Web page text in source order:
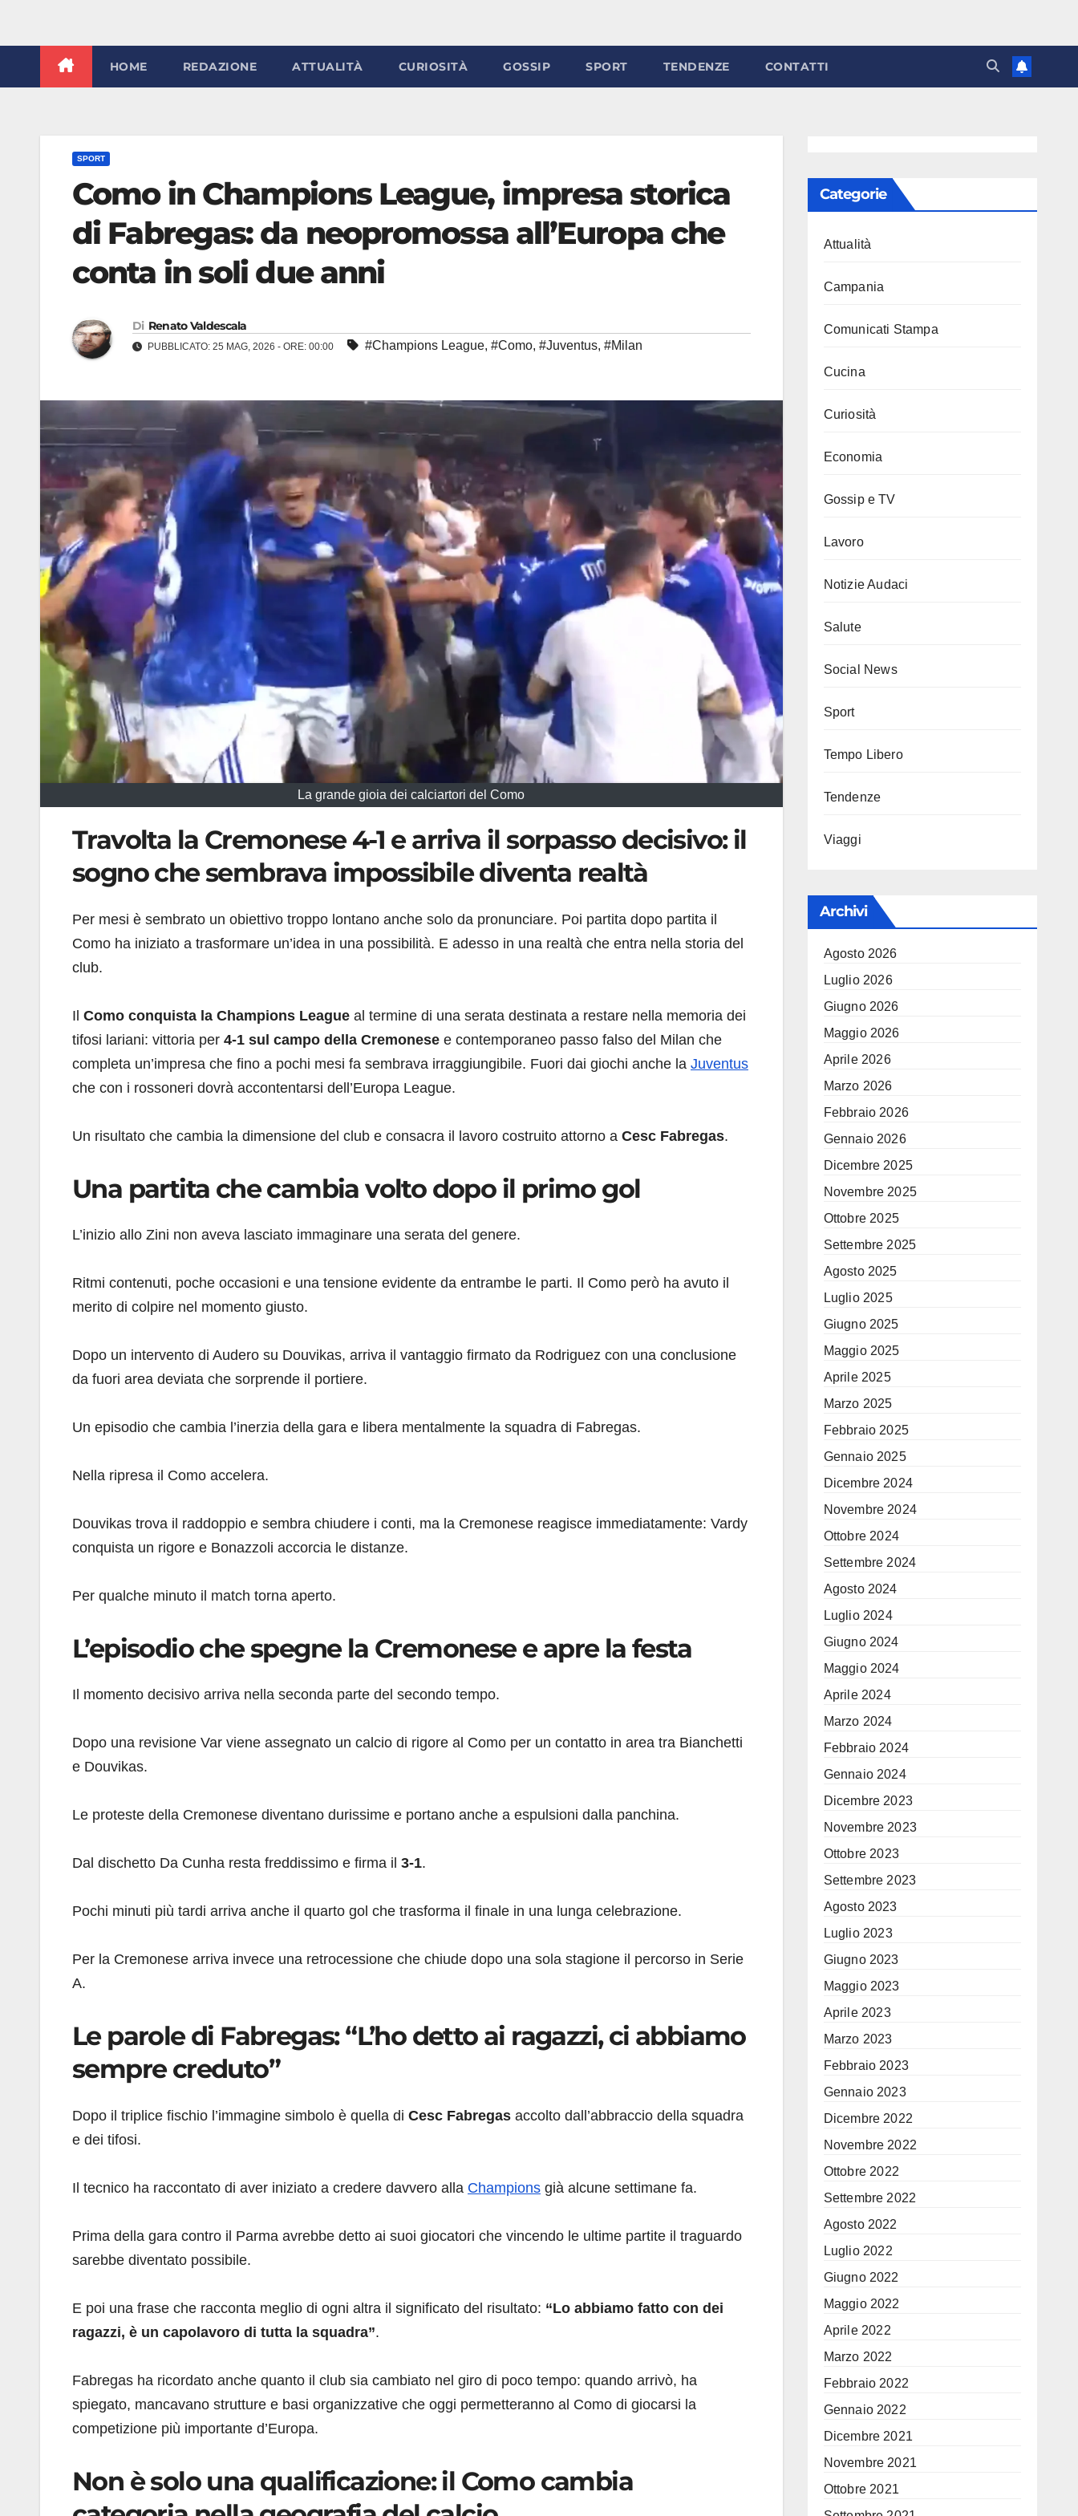
HOME REDAZIONE ATTUALITÀ CURIOSITÀ GOSSIP SPORT TENDENZE CONTATTI
SPORT
Como in Champions League, impresa storica
di Fabregas: da neopromossa all’Europa che
conta in soli due anni
Di Renato Valdescala
PUBBLICATO: 25 MAG, 2026 - ORE: 00:00 #Champions League, #Como, #Juventus, #Milan
La grande gioia dei calciartori del Como
Travolta la Cremonese 4-1 e arriva il sorpasso decisivo: il
sogno che sembrava impossibile diventa realtà
Per mesi è sembrato un obiettivo troppo lontano anche solo da pronunciare. Poi partita dopo partita il
Como ha iniziato a trasformare un’idea in una possibilità. E adesso in una realtà che entra nella storia del
club.
Il Como conquista la Champions League al termine di una serata destinata a restare nella memoria dei
tifosi lariani: vittoria per 4-1 sul campo della Cremonese e contemporaneo passo falso del Milan che
completa un’impresa che fino a pochi mesi fa sembrava irraggiungibile. Fuori dai giochi anche la Juventus
che con i rossoneri dovrà accontentarsi dell’Europa League.
Un risultato che cambia la dimensione del club e consacra il lavoro costruito attorno a Cesc Fabregas.
Una partita che cambia volto dopo il primo gol
L’inizio allo Zini non aveva lasciato immaginare una serata del genere.
Ritmi contenuti, poche occasioni e una tensione evidente da entrambe le parti. Il Como però ha avuto il
merito di colpire nel momento giusto.
Dopo un intervento di Audero su Douvikas, arriva il vantaggio firmato da Rodriguez con una conclusione
da fuori area deviata che sorprende il portiere.
Un episodio che cambia l’inerzia della gara e libera mentalmente la squadra di Fabregas.
Nella ripresa il Como accelera.
Douvikas trova il raddoppio e sembra chiudere i conti, ma la Cremonese reagisce immediatamente: Vardy
conquista un rigore e Bonazzoli accorcia le distanze.
Per qualche minuto il match torna aperto.
L’episodio che spegne la Cremonese e apre la festa
Il momento decisivo arriva nella seconda parte del secondo tempo.
Dopo una revisione Var viene assegnato un calcio di rigore al Como per un contatto in area tra Bianchetti
e Douvikas.
Le proteste della Cremonese diventano durissime e portano anche a espulsioni dalla panchina.
Dal dischetto Da Cunha resta freddissimo e firma il 3-1.
Pochi minuti più tardi arriva anche il quarto gol che trasforma il finale in una lunga celebrazione.
Per la Cremonese arriva invece una retrocessione che chiude dopo una sola stagione il percorso in Serie
A.
Le parole di Fabregas: “L’ho detto ai ragazzi, ci abbiamo
sempre creduto”
Dopo il triplice fischio l’immagine simbolo è quella di Cesc Fabregas accolto dall’abbraccio della squadra
e dei tifosi.
Il tecnico ha raccontato di aver iniziato a credere davvero alla Champions già alcune settimane fa.
Prima della gara contro il Parma avrebbe detto ai suoi giocatori che vincendo le ultime partite il traguardo
sarebbe diventato possibile.
E poi una frase che racconta meglio di ogni altra il significato del risultato: “Lo abbiamo fatto con dei
ragazzi, è un capolavoro di tutta la squadra”.
Fabregas ha ricordato anche quanto il club sia cambiato nel giro di poco tempo: quando arrivò, ha
spiegato, mancavano strutture e basi organizzative che oggi permetteranno al Como di giocarsi la
competizione più importante d’Europa.
Non è solo una qualificazione: il Como cambia
Categorie
Attualità
Campania
Comunicati Stampa
Cucina
Curiosità
Economia
Gossip e TV
Lavoro
Notizie Audaci
Salute
Social News
Sport
Tempo Libero
Tendenze
Viaggi
Archivi
Agosto 2026
Luglio 2026
Giugno 2026
Maggio 2026
Aprile 2026
Marzo 2026
Febbraio 2026
Gennaio 2026
Dicembre 2025
Novembre 2025
Ottobre 2025
Settembre 2025
Agosto 2025
Luglio 2025
Giugno 2025
Maggio 2025
Aprile 2025
Marzo 2025
Febbraio 2025
Gennaio 2025
Dicembre 2024
Novembre 2024
Ottobre 2024
Settembre 2024
Agosto 2024
Luglio 2024
Giugno 2024
Maggio 2024
Aprile 2024
Marzo 2024
Febbraio 2024
Gennaio 2024
Dicembre 2023
Novembre 2023
Ottobre 2023
Settembre 2023
Agosto 2023
Luglio 2023
Giugno 2023
Maggio 2023
Aprile 2023
Marzo 2023
Febbraio 2023
Gennaio 2023
Dicembre 2022
Novembre 2022
Ottobre 2022
Settembre 2022
Agosto 2022
Luglio 2022
Giugno 2022
Maggio 2022
Aprile 2022
Marzo 2022
Febbraio 2022
Gennaio 2022
Dicembre 2021
Novembre 2021
Ottobre 2021